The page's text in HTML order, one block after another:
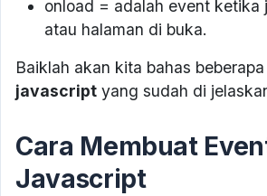
onload = adalah event ketika
atau halaman di buka.
Baiklah akan kita bahas beberapa
javascript yang sudah di
Cara Membuat
Javascript